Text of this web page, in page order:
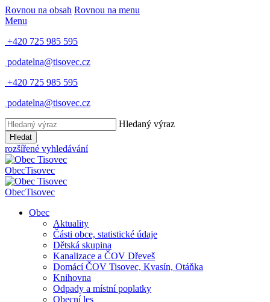
Rovnou na obsah Rovnou na menu
Menu
+420 725 985 595
podatelna@tisovec.cz
+420 725 985 595
podatelna@tisovec.cz
Hledaný výraz
Hledat
rozšířené vyhledávání
ObecTisovec
ObecTisovec
Obec
Aktuality
Části obce, statistické údaje
Dětská skupina
Kanalizace a ČOV Dřeveš
Domácí ČOV Tisovec, Kvasín, Otáňka
Knihovna
Odpady a místní poplatky
Obecní les